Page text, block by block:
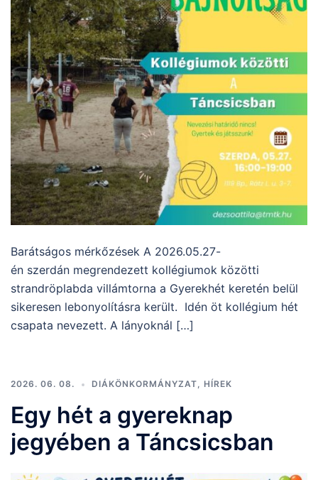
Barátságos mérkőzések A 2026.05.27-
én szerdán megrendezett kollégiumok közötti
strandröplabda villámtorna a Gyerekhét keretén belül
sikeresen lebonyolításra került. Idén öt kollégium hét
csapata nevezett. A lányoknál […]
2026. 06. 08. DIÁKÖNKORMÁNYZAT, HÍREK
Egy hét a gyereknap
jegyében a Táncsicsban